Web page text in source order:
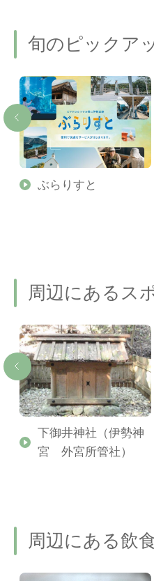
旬のピックア
ぶらりすと
周辺にあるス
下御井神社（伊勢神
宮 外宮所管社）
周辺にある飲